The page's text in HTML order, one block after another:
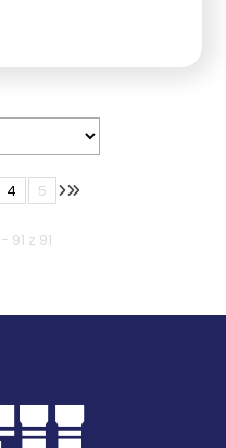
4 5
91 z 91